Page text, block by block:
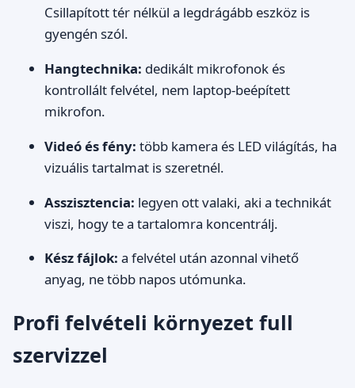
Csillapított tér nélkül a legdrágább eszköz is
gyengén szól.
Hangtechnika: dedikált mikrofonok és
kontrollált felvétel, nem laptop-beépített
mikrofon.
Videó és fény: több kamera és LED világítás, ha
vizuális tartalmat is szeretnél.
Asszisztencia: legyen ott valaki, aki a technikát
viszi, hogy te a tartalomra koncentrálj.
Kész fájlok: a felvétel után azonnal vihető
anyag, ne több napos utómunka.
Profi felvételi környezet full
szervizzel